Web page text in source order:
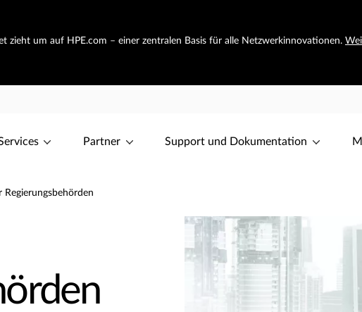
zieht um auf HPE.com – einer zentralen Basis für alle Netzwerkinnovationen.
Partner Support und Dokumentation